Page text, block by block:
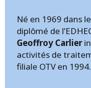
Né en 1969 dans
diplômé de
Geoffroy Carlier
activités de
filiale OTV en 1994.